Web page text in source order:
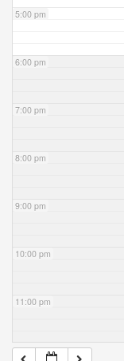
5:00 pm
6:00 pm
7:00 pm
8:00 pm
9:00 pm
10:00 pm
11:00 pm